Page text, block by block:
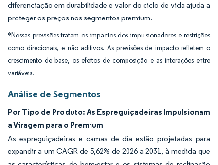
diferenciação em durabilidade e valor do ciclo de vida ajuda a
proteger os preços nos segmentos premium.
*Nossas previsões tratam os impactos dos impulsionadores e restrições
como direcionais, e não aditivos. As previsões de impacto refletem o
crescimento de base, os efeitos de composição e as interações entre
variáveis.
Análise de Segmentos
Por Tipo de Produto: As Espreguiçadeiras Impulsionam
a Viragem para o Premium
As espreguiçadeiras e camas de dia estão projetadas para
expandir a um CAGR de 5,62% de 2026 a 2031, à medida que